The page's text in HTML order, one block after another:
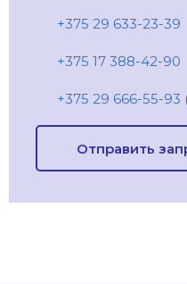
+375 29 633-23-39
+375 17 388-42-90
+375 29 666-55-
Отправить